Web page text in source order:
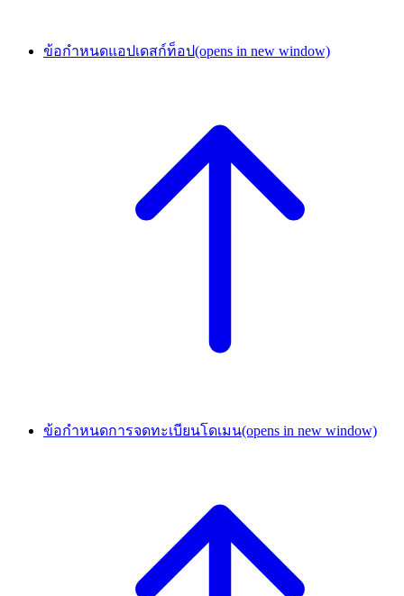
ข้อกำหนดแอปเดสก์ท็อป(opens in new window)
ข้อกำหนดการจดทะเบียนโดเมน(opens in new window)